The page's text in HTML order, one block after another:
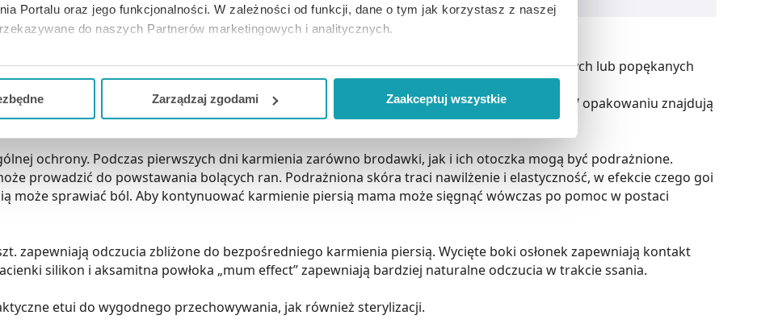
Portalu oraz jego funkcjonalności. W zależności od funkcji, dane o tym jak korzystasz z naszej
do naszych Partnerów marketingowych i analitycznych.
swoją zgodę i wybrać tylko niektóre dodatkowe funkcje, z którymi wiąże się zbieranie danych o
Strony.
Zarządzaj zgodami Zaakceptuj wszystkie
2 szt.?To osłonki na brodawki do karmienia. Są one pomocne podczas leczenia podrażnionych lub popękanych
lub płaskich brodawkach.
w początkowej fazie karmienia, gdy dziecko ma problem z uchwyceniem brodawki. W opakowaniu znajdują
ochrony. Podczas pierwszych dni karmienia zarówno brodawki, jak i ich otoczka mogą być podrażnione.
prowadzić do powstawania bolących ran. Podrażniona skóra traci nawilżenie i elastyczność, w efekcie czego goi
może sprawiać ból. Aby kontynuować karmienie piersią mama może sięgnąć wówczas po pomoc w postaci
zapewniają odczucia zbliżone do bezpośredniego karmienia piersią. Wycięte boki osłonek zapewniają kontakt
silikon i aksamitna powłoka „mum effect” zapewniają bardziej naturalne odczucia w trakcie ssania.
etui do wygodnego przechowywania, jak również sterylizacji.